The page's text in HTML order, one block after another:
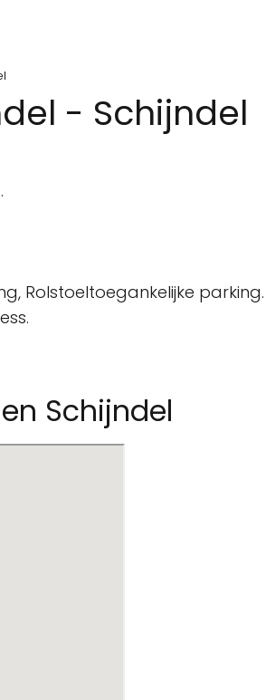
- Schijndel
Rolstoeltoegankelijke parking.
Schijndel